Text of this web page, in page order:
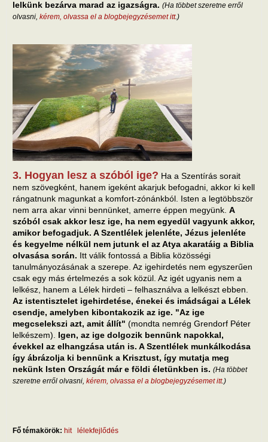
lelkünk bezárva marad az igazságra. (Ha többet szeretne erről
olvasni, kérem, olvassa el a blogbejegyzésemet itt.)
3. Hogyan lesz a szóból ige? Ha a Szentírás sorait
nem szövegként, hanem igeként akarjuk befogadni, akkor ki kell
rángatnunk magunkat a komfort-zónánkból. Isten a legtöbbször
nem arra akar vinni bennünket, amerre éppen megyünk. A
szóból csak akkor lesz ige, ha nem egyedül vagyunk akkor,
amikor befogadjuk. A Szentlélek jelenléte, Jézus jelenléte
és kegyelme nélkül nem jutunk el az Atya akaratáig a Biblia
olvasása során. Itt válik fontossá a Biblia közösségi
tanulmányozásának a szerepe. Az igehirdetés nem egyszerűen
csak egy más értelmezés a sok közül. Az igét ugyanis nem a
lelkész, hanem a Lélek hirdeti – felhasználva a lelkészt ebben.
Az istentisztelet igehirdetése, énekei és imádságai a Lélek
csendje, amelyben kibontakozik az ige. "Az ige
megcselekszi azt, amit állít" (mondta nemrég Grendorf Péter
lelkészem). Igen, az ige dolgozik bennünk napokkal,
évekkel az elhangzása után is. A Szentlélek munkálkodása
így ábrázolja ki bennünk a Krisztust, így mutatja meg
nekünk Isten Országát már e földi életünkben is. (Ha többet
szeretne erről olvasni, kérem, olvassa el a blogbejegyzésemet itt.)
Fő témakörök: hit
lélekfejlődés